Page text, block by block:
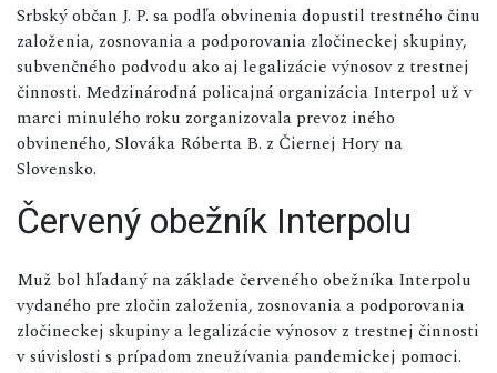
Srbský občan J. P. sa podľa obvinenia dopustil trestného činu
založenia, zosnovania a podporovania zločineckej skupiny,
subvenčného podvodu ako aj legalizácie výnosov z trestnej
činnosti. Medzinárodná policajná organizácia Interpol už v
marci minulého roku zorganizovala prevoz iného
obvineného, Slováka Róberta B. z Čiernej Hory na
Slovensko.
Červený obežník Interpolu
Muž bol hľadaný na základe červeného obežníka Interpolu
vydaného pre zločin založenia, zosnovania a podporovania
zločineckej skupiny a legalizácie výnosov z trestnej činnosti
v súvislosti s prípadom zneužívania pandemickej pomoci.